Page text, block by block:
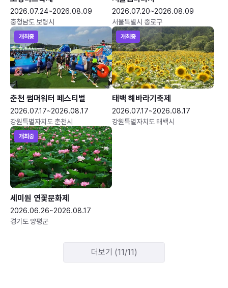
2026.07.24~2026.08.09
충청남도 보령시
2026.07.20~2026.08.09
서울특별시 종로구
개최중
춘천 썸머워터 페스티벌
2026.07.17~2026.08.17
강원특별자치도 춘천시
개최중
태백 해바라기축제
2026.07.17~2026.08.17
강원특별자치도 태백시
개최중
세미원 연꽃문화제
2026.06.26~2026.08.17
경기도 양평군
더보기 (11/11)